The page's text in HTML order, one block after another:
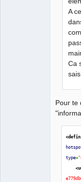
A
Ca
Pour te
type=